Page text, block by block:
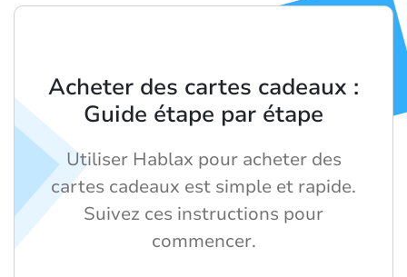
Acheter des cartes cadeaux :
Guide étape par étape
Utiliser Hablax pour acheter des
cartes cadeaux est simple et rapide.
Suivez ces instructions pour
commencer.